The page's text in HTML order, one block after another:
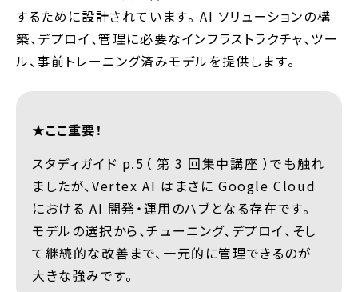
するために設計されています。 AI ソリューションの構
築、デプロイ、管理に必要なインフラストラクチャ、ツー
ル、事前トレーニング済みモデルを提供します。
★ここ重要！
スタディガイド p.5（ 第 3 回集中講座 ）でも触れ
ましたが、Vertex AI はまさに Google Cloud
における AI 開発・運用のハブとなる存在です。
モデルの選択から、チューニング、デプロイ、そし
て継続的な改善まで、一元的に管理できるのが
大きな強みです。